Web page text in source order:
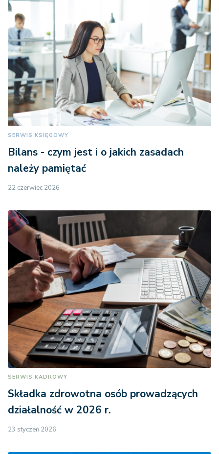
SERWIS KSIĘGOWY
Bilans - czym jest i o jakich zasadach
należy pamiętać
22 czerwiec 2026
SERWIS KADROWY
Składka zdrowotna osób prowadzących
działalność w 2026 r.
23 styczeń 2026